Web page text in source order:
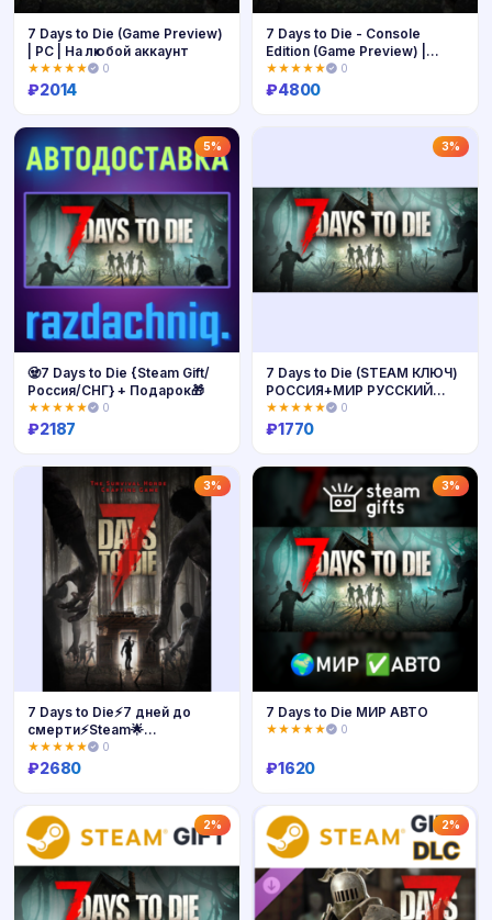
Купить
7 Days to Die (Game Preview)
| PC | На любой аккаунт
★★★★★ 0
₽2014
7 Days to Die - Console
Edition (Game Preview) |
XBOX | На любой аккаунт
★★★★★ 0
₽4800
5%
Купить
🧟7 Days to Die {Steam Gift/
Россия/СНГ} + Подарок🎁
★★★★★ 0
₽2187
3%
Купить
7 Days to Die (STEAM КЛЮЧ)
РОССИЯ+МИР РУССКИЙ
ЯЗЫК
★★★★★ 0
₽1770
3%
7 Days to Die⚡7 дней до
смерти⚡Steam🌟
АВТОВЫДАЧА🌟
★★★★★ 0
₽2680
3%
7 Days to Die МИР АВТО
★★★★★ 0
₽1620
2% 2%